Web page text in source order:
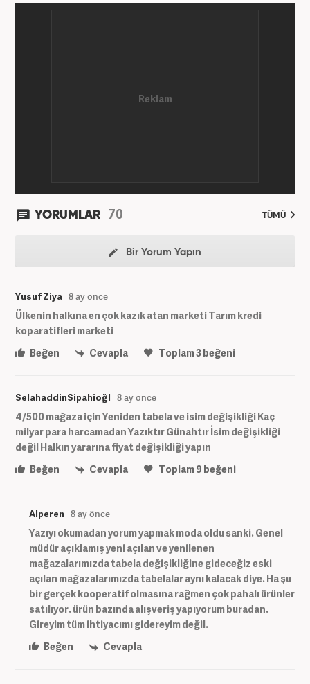
YORUMLAR 70 TÜMÜ
Bir Yorum Yapın
Yusuf Ziya 8 ay önce
Ülkenin halkına en çok kazık atan marketi Tarım kredi
koparatifleri marketi
Beğen
Cevapla Toplam3beğeni
SelahaddinSipahioğl 8 ay önce
4/500 mağaza için Yeniden tabela ve isim değişikliği Kaç
milyar para harcamadan Yazıktır Günahtır İsim değişikliği
değil Halkın yararına fiyat değişikliği yapın
Beğen
Cevapla Toplam9 beğeni
Alperen 8 ay önce
Yazıyı okumadan yorum yapmak moda oldu sanki. Genel
müdür açıklamış yeni açılan ve yenilenen
mağazalarımızda tabela değişikliğine gideceğiz eski
açılan mağazalarımızda tabelalar aynı kalacak diye. Ha şu
bir gerçek kooperatif olmasına rağmen çok pahalı ürünler
satılıyor. ürün bazında alışveriş yapıyorum buradan.
Gireyim tüm ihtiyacımı gidereyim değil.
Beğen
Cevapla